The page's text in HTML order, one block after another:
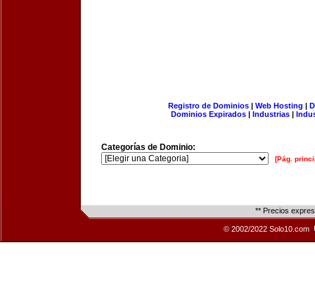
Registro de Dominios| Web Hosting |
Dominios Expirados | Industrias |
Categorías de Dominio:
[Pág.
** Precios
© 2002/2022 Solo10.com